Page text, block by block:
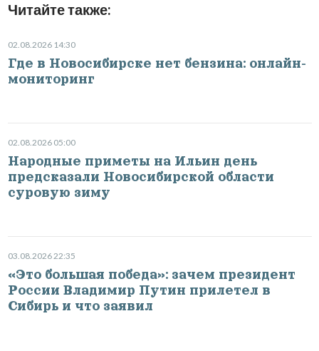
Читайте также:
02.08.2026 14:30
Где в Новосибирске нет бензина: онлайн-
мониторинг
02.08.2026 05:00
Народные приметы на Ильин день
предсказали Новосибирской области
суровую зиму
03.08.2026 22:35
«Это большая победа»: зачем президент
России Владимир Путин прилетел в
Сибирь и что заявил